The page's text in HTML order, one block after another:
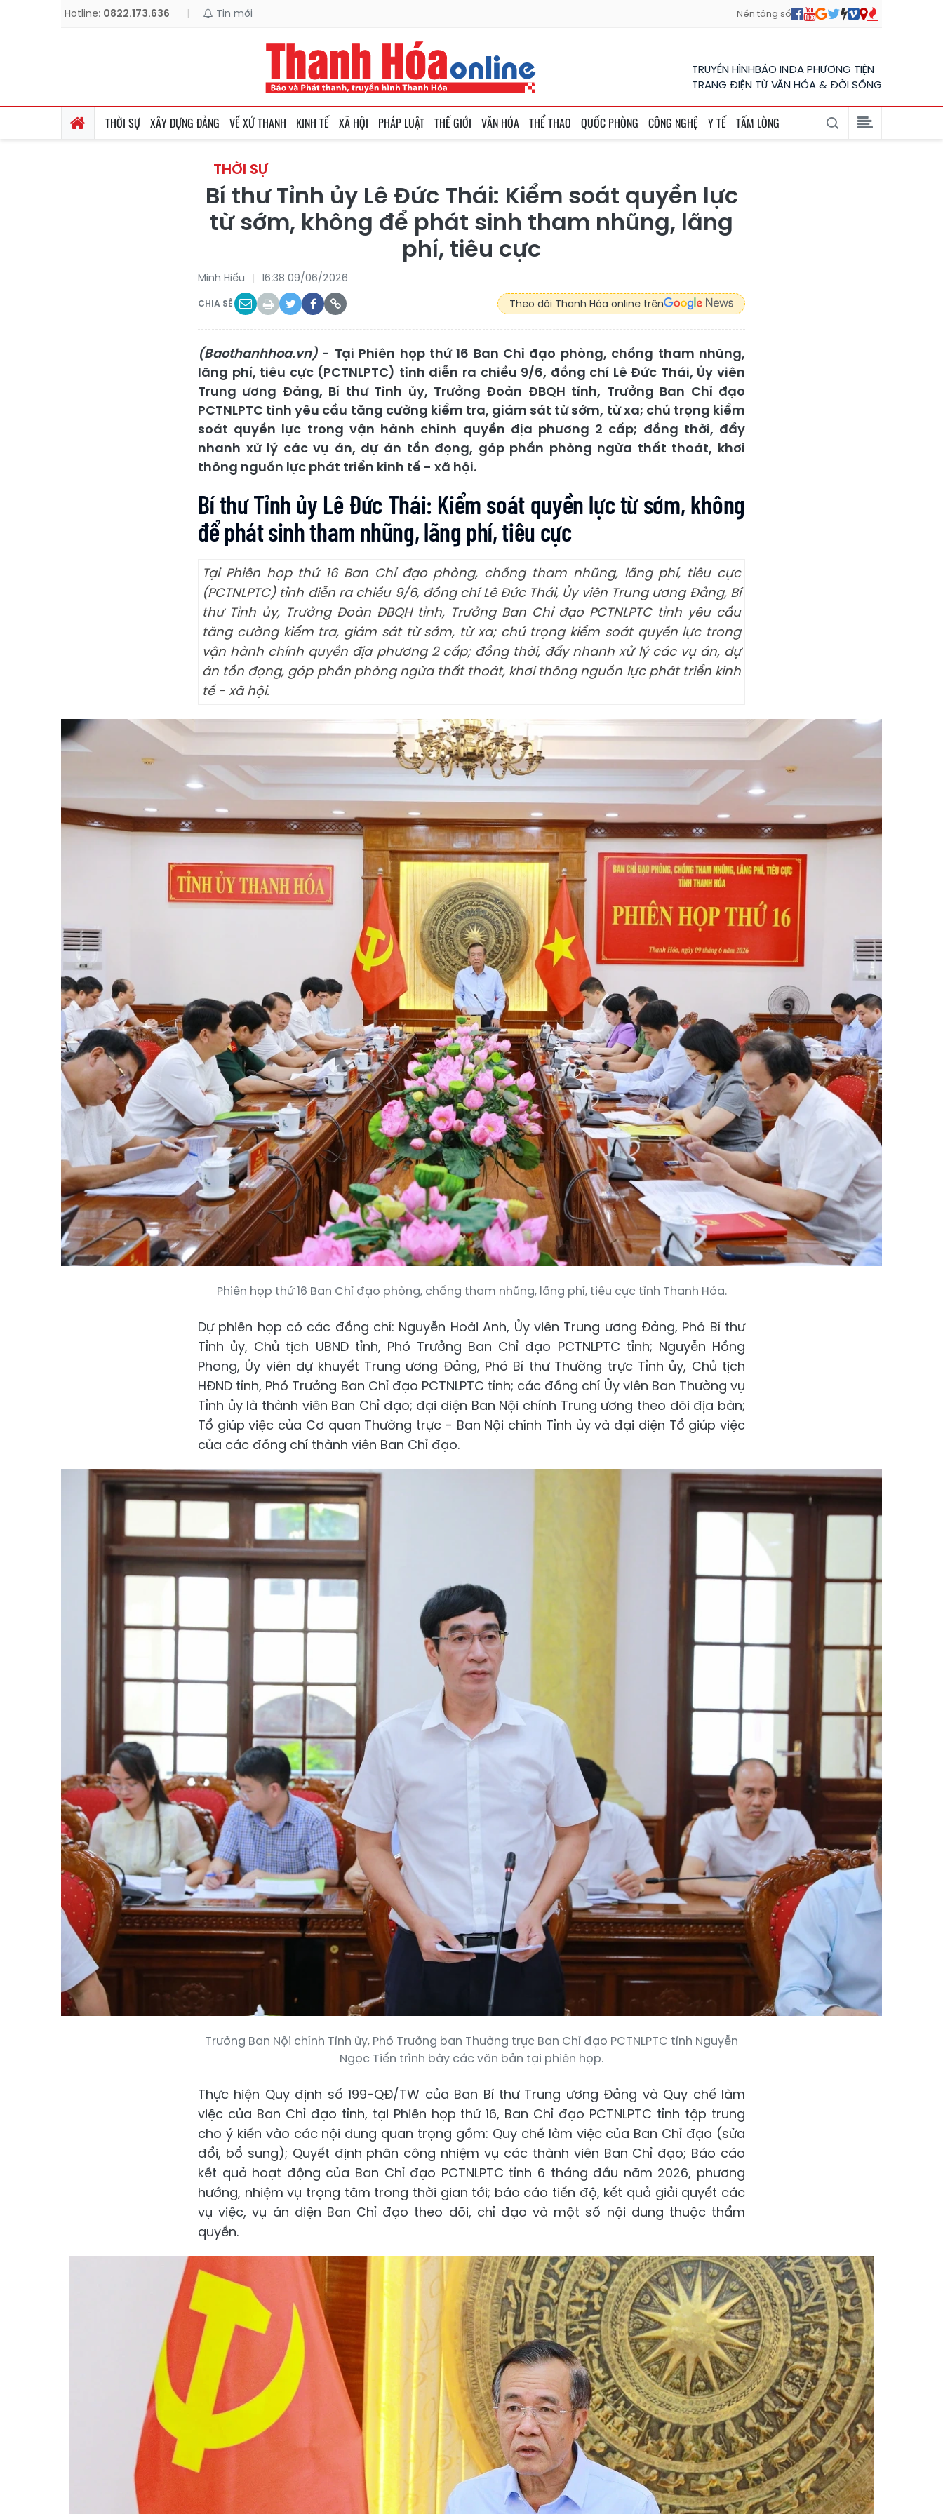
Hotline: 0822.173.636 | Tin mới Nền tảng số
TRUYỀN HÌNHBÁO INĐA PHƯƠNG TIỆN
TRANG ĐIỆN TỬ VĂN HÓA & ĐỜI SỐNG
THỜI SỰ XÂY DỰNG ĐẢNG VỀ XỨ THANH KINH TẾ XÃ HỘI PHÁP LUẬT THẾ GIỚI VĂN HÓA THỂ THAO QUỐC PHÒNG CÔNG NGHỆ Y TẾ TẤM LÒNG
THỜI SỰ
Bí thư Tỉnh ủy Lê Đức Thái: Kiểm soát quyền lực
từ sớm, không để phát sinh tham nhũng, lãng
phí, tiêu cực
Minh Hiếu 16:38 09/06/2026
CHIA SẺ Theo dõi Thanh Hóa online trên
(Baothanhhoa.vn) - Tại Phiên họp thứ 16 Ban Chỉ đạo phòng, chống tham nhũng,
lãng phí, tiêu cực (PCTNLPTC) tỉnh diễn ra chiều 9/6, đồng chí Lê Đức Thái, Ủy viên
Trung ương Đảng, Bí thư Tỉnh ủy, Trưởng Đoàn ĐBQH tỉnh, Trưởng Ban Chỉ đạo
PCTNLPTC tỉnh yêu cầu tăng cường kiểm tra, giám sát từ sớm, từ xa; chú trọng kiểm
soát quyền lực trong vận hành chính quyền địa phương 2 cấp; đồng thời, đẩy
nhanh xử lý các vụ án, dự án tồn đọng, góp phần phòng ngừa thất thoát, khơi
thông nguồn lực phát triển kinh tế - xã hội.
Bí thư Tỉnh ủy Lê Đức Thái: Kiểm soát quyền lực từ sớm, không
để phát sinh tham nhũng, lãng phí, tiêu cực
Tại Phiên họp thứ 16 Ban Chỉ đạo phòng, chống tham nhũng, lãng phí, tiêu cực
(PCTNLPTC) tỉnh diễn ra chiều 9/6, đồng chí Lê Đức Thái, Ủy viên Trung ương Đảng, Bí
thư Tỉnh ủy, Trưởng Đoàn ĐBQH tỉnh, Trưởng Ban Chỉ đạo PCTNLPTC tỉnh yêu cầu
tăng cường kiểm tra, giám sát từ sớm, từ xa; chú trọng kiểm soát quyền lực trong
vận hành chính quyền địa phương 2 cấp; đồng thời, đẩy nhanh xử lý các vụ án, dự
án tồn đọng, góp phần phòng ngừa thất thoát, khơi thông nguồn lực phát triển kinh
tế - xã hội.
Phiên họp thứ 16 Ban Chỉ đạo phòng, chống tham nhũng, lãng phí, tiêu cực tỉnh Thanh Hóa.
Dự phiên họp có các đồng chí: Nguyễn Hoài Anh, Ủy viên Trung ương Đảng, Phó Bí thư
Tỉnh ủy, Chủ tịch UBND tỉnh, Phó Trưởng Ban Chỉ đạo PCTNLPTC tỉnh; Nguyễn Hồng
Phong, Ủy viên dự khuyết Trung ương Đảng, Phó Bí thư Thường trực Tỉnh ủy, Chủ tịch
HĐND tỉnh, Phó Trưởng Ban Chỉ đạo PCTNLPTC tỉnh; các đồng chí Ủy viên Ban Thường vụ
Tỉnh ủy là thành viên Ban Chỉ đạo; đại diện Ban Nội chính Trung ương theo dõi địa bàn;
Tổ giúp việc của Cơ quan Thường trực - Ban Nội chính Tỉnh ủy và đại diện Tổ giúp việc
của các đồng chí thành viên Ban Chỉ đạo.
Trưởng Ban Nội chính Tỉnh ủy, Phó Trưởng ban Thường trực Ban Chỉ đạo PCTNLPTC tỉnh Nguyễn
Ngọc Tiến trình bày các văn bản tại phiên họp.
Thực hiện Quy định số 199-QĐ/TW của Ban Bí thư Trung ương Đảng và Quy chế làm
việc của Ban Chỉ đạo tỉnh, tại Phiên họp thứ 16, Ban Chỉ đạo PCTNLPTC tỉnh tập trung
cho ý kiến vào các nội dung quan trọng gồm: Quy chế làm việc của Ban Chỉ đạo (sửa
đổi, bổ sung); Quyết định phân công nhiệm vụ các thành viên Ban Chỉ đạo; Báo cáo
kết quả hoạt động của Ban Chỉ đạo PCTNLPTC tỉnh 6 tháng đầu năm 2026, phương
hướng, nhiệm vụ trọng tâm trong thời gian tới; báo cáo tiến độ, kết quả giải quyết các
vụ việc, vụ án diện Ban Chỉ đạo theo dõi, chỉ đạo và một số nội dung thuộc thẩm
quyền.